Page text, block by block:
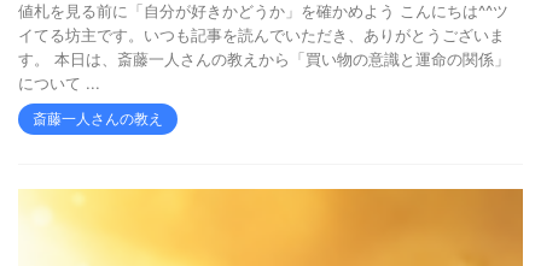
値札を見る前に「自分が好きかどうか」を確かめよう こんにちは^^ツ
イてる坊主です。いつも記事を読んでいただき、ありがとうございま
す。 本日は、斎藤一人さんの教えから「買い物の意識と運命の関係」
について ...
斎藤一人さんの教え